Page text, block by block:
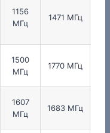
1156
МГц
1471 МГц
1500
МГц
1770 МГц
1607
МГц
1683 МГц